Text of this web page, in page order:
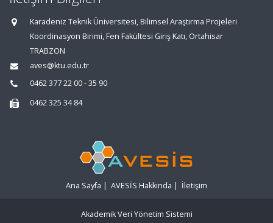
Karadeniz Teknik Üniversitesi, Bilimsel Araştırma Projeleri
Koordinasyon Birimi, Fen Fakültesi Giriş Katı, Ortahisar
TRABZON
aves@ktu.edu.tr
0462 377 22 00 - 35 90
0462 325 34 84
Ana Sayfa | AVESİS Hakkında | İletişim
Akademik Veri Yönetim Sistemi